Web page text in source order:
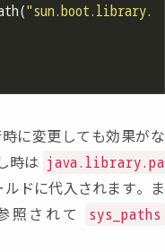
"sun.boot.library.
に変更しても効果がな
時は java.library.pa
ルドに代入されます。ま
照されて sys_paths